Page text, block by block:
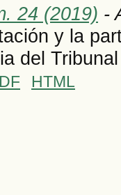
24 (2019) -
y la
del
HTML